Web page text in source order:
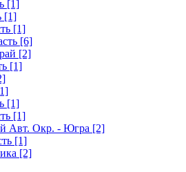
[1]
[1]
[1]
[6]
[2]
[1]
[1]
[1]
Авт. Окр. - Югра [2]
[1]
[2]